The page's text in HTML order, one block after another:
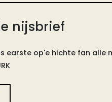
nijsbrief
earste op'e hichte fan alle